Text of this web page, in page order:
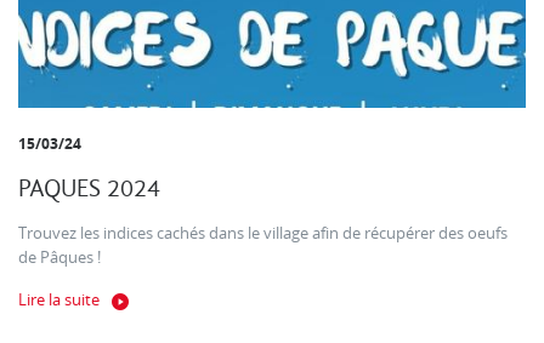
15/03/24
PAQUES 2024
Trouvez les indices cachés dans le village afin de récupérer des oeufs
de Pâques !
Lire la suite